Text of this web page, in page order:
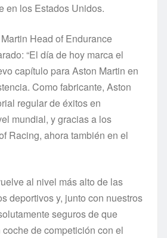
en los Estados Unidos.
Head of Endurance
“El día de hoy marca el
capítulo para Aston Martin en
Como fabricante, Aston
regular de éxitos en
mundial, y gracias a los
Racing, ahora también en el
al nivel más alto de las
deportivos y, junto con nuestros
seguros de que
de competición con el